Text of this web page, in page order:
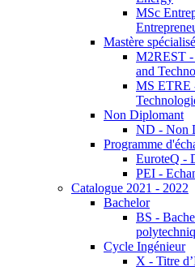
MSc
Mastère
M2REST -
and
MS ETRE
Non Diplomant
ND - Non
Programme
EuroteQ -
PEI -
Catalogue 2021 - 2022
Bachelor
BS -
Cycle Ingénieur
X - Titre